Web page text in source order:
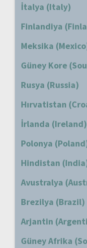
İtalya (Italy)
Finlandiya
Meksika
Güney Kore
Rusya (Russia)
Hırvatistan
İrlanda (Ireland)
Polonya
Hindistan
Avustralya
Brezilya (Brazil)
Arjantin
Güney Afrika